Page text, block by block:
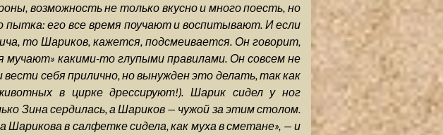
возможность не только вкусно и много поесть, но
пытка: его все время поучают и воспитывают. И если
то Шариков, кажется, подсмеивается. Он говорит,
мучают» какими-то глупыми правилами. Он совсем не
себя прилично, но вынужден это делать, так как
в цирке дрессируют!). Шарик сидел у ног
Зина сердилась, а Шариков — чужой за этим столом.
Шарикова в салфетке сидела, как муха в сметане», — и